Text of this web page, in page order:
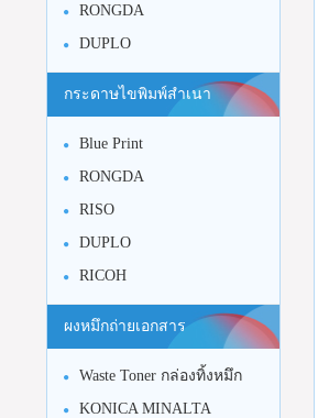
RONGDA
DUPLO
กระดาษไขพิมพ์สำเนา
Blue Print
RONGDA
RISO
DUPLO
RICOH
ผงหมึกถ่ายเอกสาร
Waste Toner กล่องทิ้งหมึก
KONICA MINALTA